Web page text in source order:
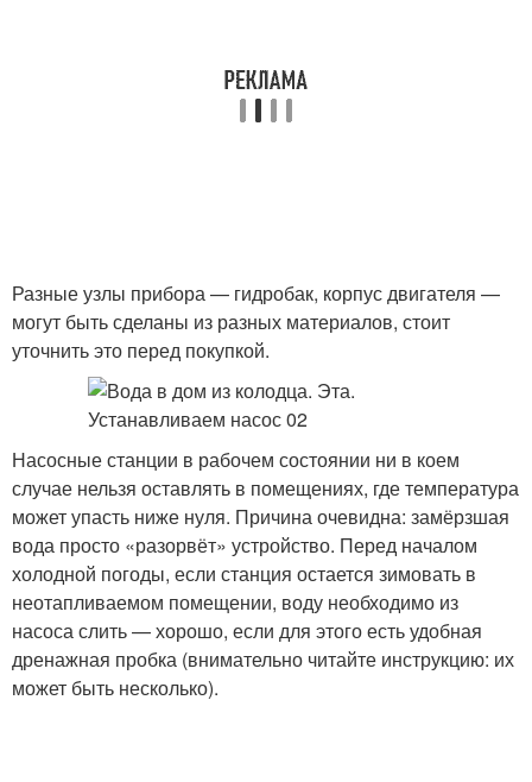
Разные узлы прибора — гидробак, корпус двигателя —
могут быть сделаны из разных материалов, стоит
уточнить это перед покупкой.
Насосные станции в рабочем состоянии ни в коем
случае нельзя оставлять в помещениях, где температура
может упасть ниже нуля. Причина очевидна: замёрзшая
вода просто «разорвёт» устройство. Перед началом
холодной погоды, если станция остается зимовать в
неотапливаемом помещении, воду необходимо из
насоса слить — хорошо, если для этого есть удобная
дренажная пробка (внимательно читайте инструкцию: их
может быть несколько).